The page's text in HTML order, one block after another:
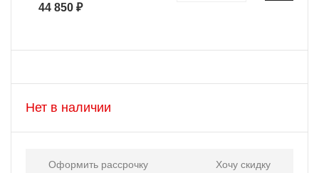
44 850 ₽
Нет в наличии
Оформить рассрочку Хочу скидку